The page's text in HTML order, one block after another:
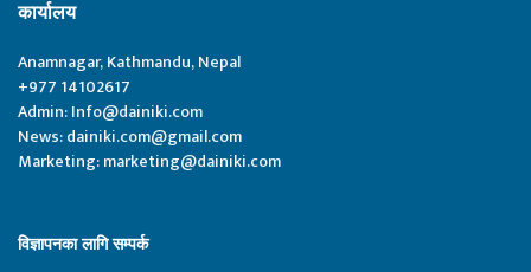
कार्यालय
Anamnagar, Kathmandu, Nepal
+977 14102617
Admin:Info@dainiki.com
News:dainiki.com@gmail.com
Marketing:marketing@dainiki.com
विज्ञापनका लागि सम्पर्क